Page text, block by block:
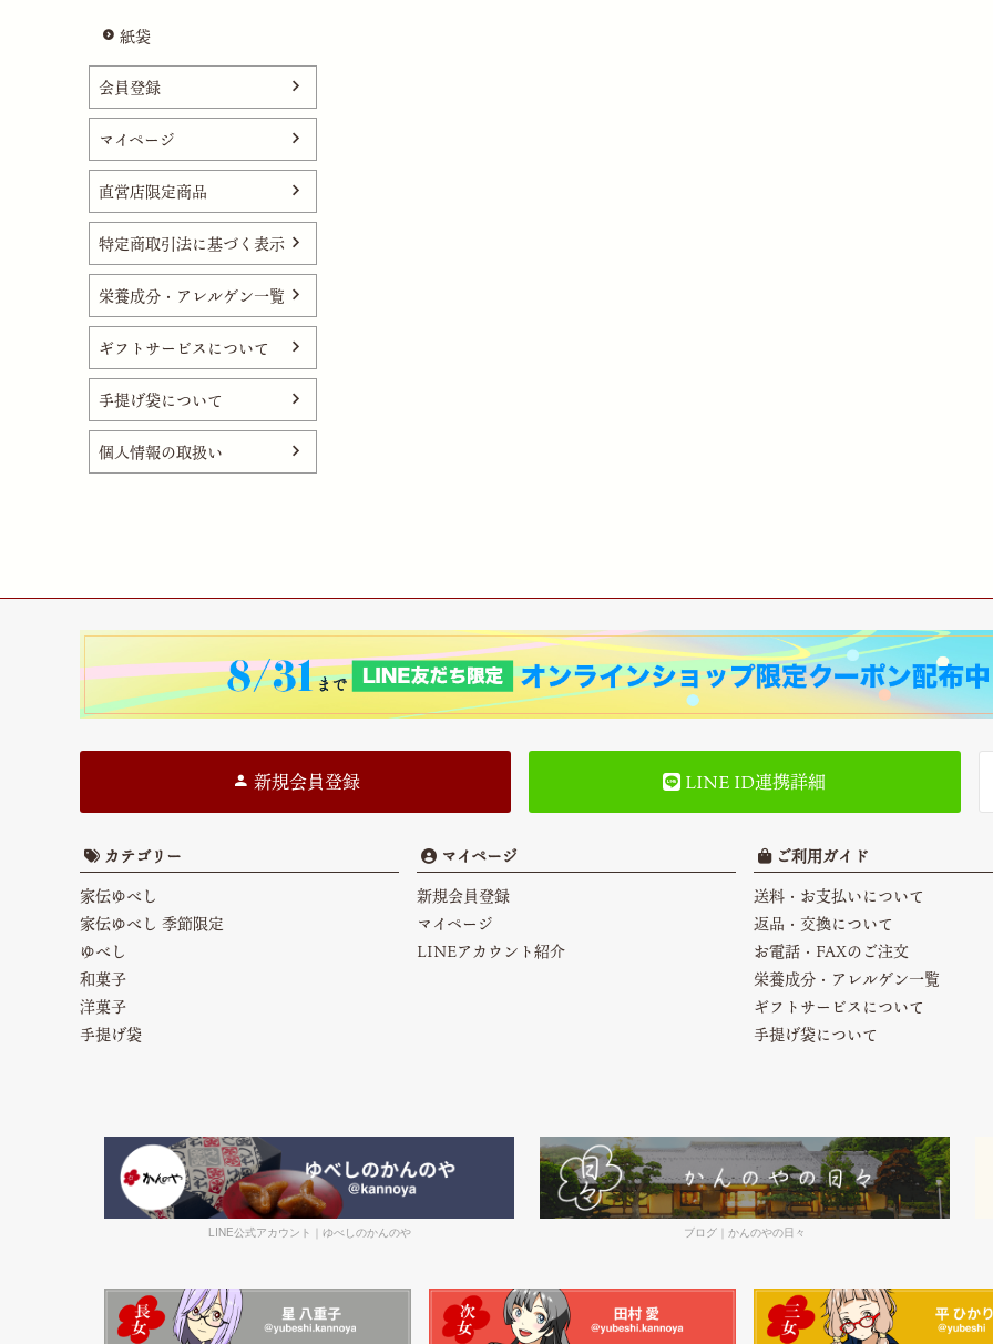
紙袋
会員登録
マイページ
直営店限定商品
特定商取引法に基づく表示
栄養成分・アレルゲン一覧
ギフトサービスについて
手提げ袋について
個人情報の取扱い
新規会員登録 LINE ID連携詳細
カテゴリー
家伝ゆべし
家伝ゆべし 季節限定
ゆべし
和菓子
洋菓子
手提げ袋
マイページ
新規会員登録
マイページ
LINEアカウント紹介
ご利用ガイド
送料・お支払いについて
返品・交換について
お電話・FAXのご注文
栄養成分・アレルゲン一覧
ギフトサービスについて
手提げ袋について
LINE公式アカウント｜ゆべしのかんのや ブログ｜かんのやの日々